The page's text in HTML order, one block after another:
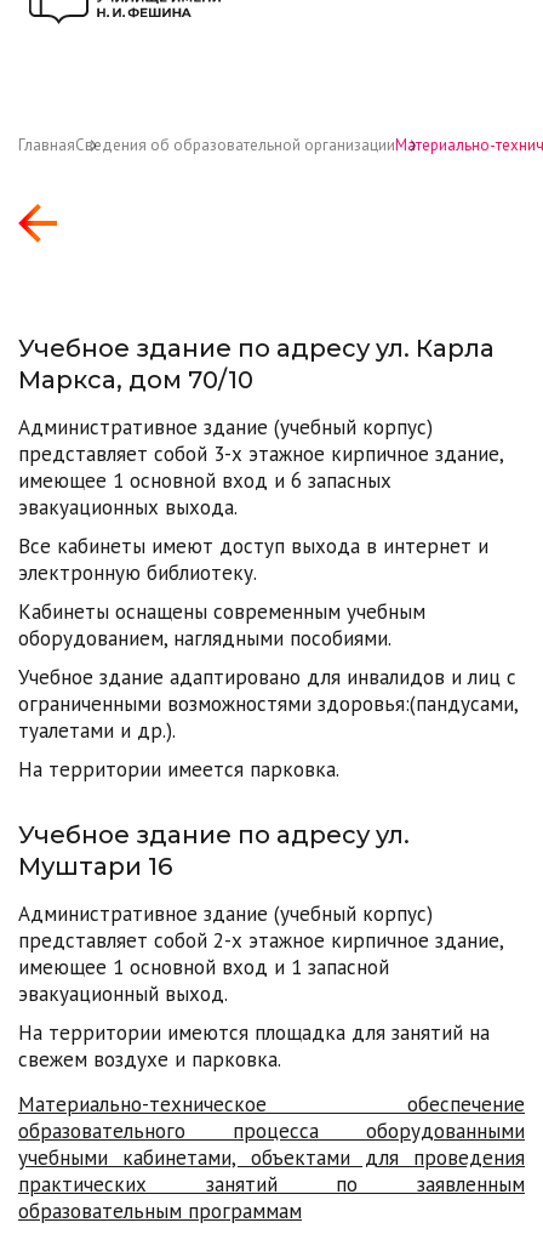
ГлавнаяСведения об образовательной организацииМатериально-
Учебное здание по адресу ул. Карла
Маркса, дом 70/10
Административное здание (учебный корпус)
представляет собой 3-х этажное кирпичное здание,
имеющее 1 основной вход и 6 запасных
эвакуационных выхода.
Все кабинеты имеют доступ выхода в интернет и
электронную библиотеку.
Кабинеты оснащены современным учебным
оборудованием, наглядными пособиями.
Учебное здание адаптировано для инвалидов и лиц с
ограниченными возможностями здоровья:(пандусами,
туалетами и др.).
На территории имеется парковка.
Учебное здание по адресу ул.
Муштари 16
Административное здание (учебный корпус)
представляет собой 2-х этажное кирпичное здание,
имеющее 1 основной вход и 1 запасной
эвакуационный выход.
На территории имеются площадка для занятий на
свежем воздухе и парковка.
Материально-техническое обеспечение
образовательного процесса оборудованными
учебными кабинетами, объектами для проведения
практических занятий по заявленным
образовательным программам